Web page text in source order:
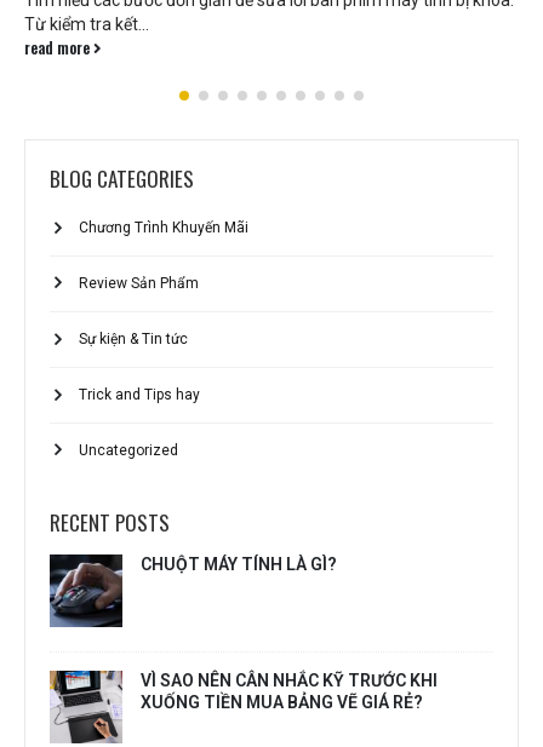
mới chân ướt chân ráo...
read more
BLOG CATEGORIES
Chương Trình Khuyến Mãi
Review Sản Phẩm
Sự kiện & Tin tức
Trick and Tips hay
Uncategorized
RECENT POSTS
CHUỘT MÁY TÍNH LÀ GÌ?
VÌ SAO NÊN CÂN NHẮC KỸ TRƯỚC KHI
XUỐNG TIỀN MUA BẢNG VẼ GIÁ RẺ?